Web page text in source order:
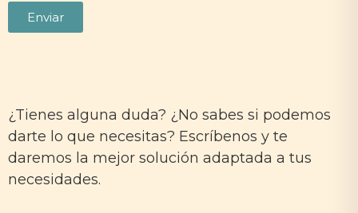
Enviar
¿Tienes alguna duda? ¿No sabes si podemos
darte lo que necesitas? Escríbenos y te
daremos la mejor solución adaptada a tus
necesidades.